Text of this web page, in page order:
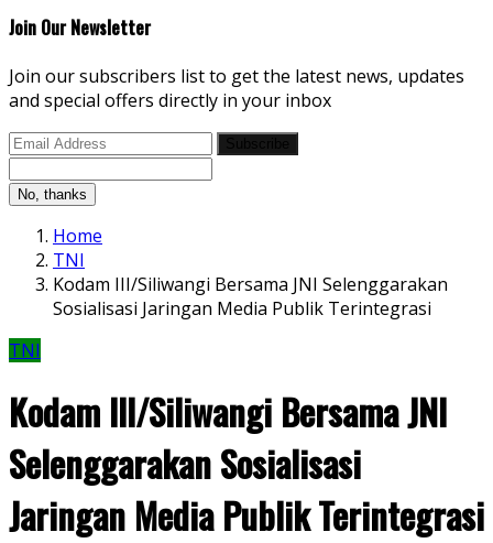
Join Our Newsletter
Join our subscribers list to get the latest news, updates
and special offers directly in your inbox
No, thanks
Home
TNI
Kodam III/Siliwangi Bersama JNI Selenggarakan
Sosialisasi Jaringan Media Publik Terintegrasi
TNI
Kodam III/Siliwangi Bersama JNI
Selenggarakan Sosialisasi
Jaringan Media Publik Terintegrasi